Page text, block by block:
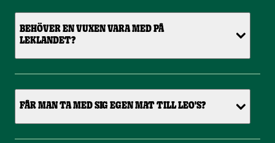
BEHÖVER EN VUXEN VARA MED PÅ
LEKLANDET?
FÅR MAN TA MED SIG EGEN MAT TILL LEO'S?